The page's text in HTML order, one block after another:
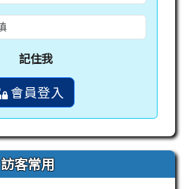
記住我
會員登入
訪客常用